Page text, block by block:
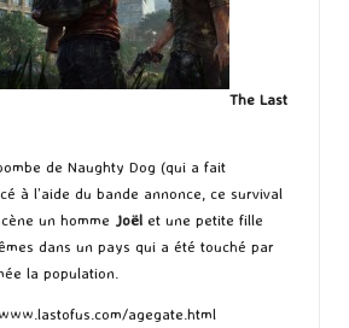
The Last
de Naughty Dog (qui a fait
à l’aide du bande annonce, ce survival
un homme Joël et une petite fille
dans un pays qui a été touché par
la population.
agegate.html